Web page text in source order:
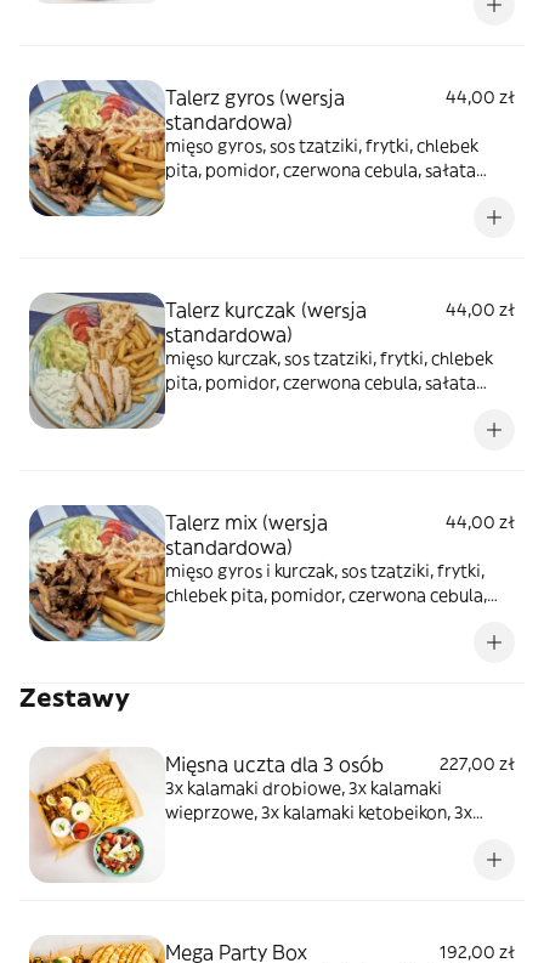
Talerz gyros (wersja
standardowa)
44,00 zł
mięso gyros, sos tzatziki, frytki, chlebek
pita, pomidor, czerwona cebula, sałata
Talerz kurczak (wersja
standardowa)
44,00 zł
mięso kurczak, sos tzatziki, frytki, chlebek
pita, pomidor, czerwona cebula, sałata
Talerz mix (wersja
standardowa)
44,00 zł
mięso gyros i kurczak, sos tzatziki, frytki,
chlebek pita, pomidor, czerwona cebula,
Zestawy
Mięsna uczta dla 3 osób
227,00 zł
3x kalamaki drobiowe, 3x kalamaki
wieprzowe, 3x kalamaki ketobeikon, 3x
Mega Party Box
192,00 zł